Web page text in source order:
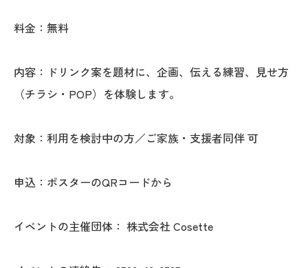
料金：無料
内容：ドリンク案を題材に、企画、伝える練習、見せ方
（チラシ・POP）を体験します。
対象：利用を検討中の方／ご家族・支援者同伴 可
申込：ポスターのQRコードから
イベントの主催団体： 株式会社 Cosette